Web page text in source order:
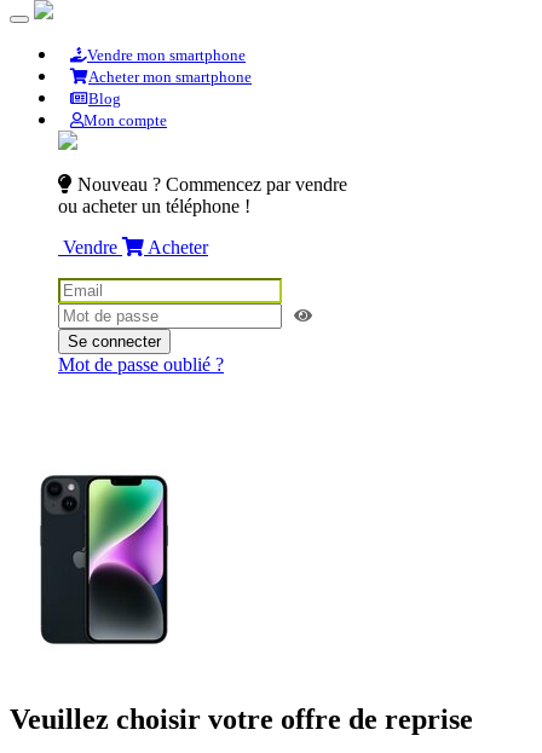
Vendre mon smartphone
Acheter mon smartphone
Blog
Mon compte
Nouveau ? Commencez par vendre
ou acheter un téléphone !
Vendre
Acheter
Se connecter
Mot de passe oublié ?
Veuillez choisir votre offre de reprise